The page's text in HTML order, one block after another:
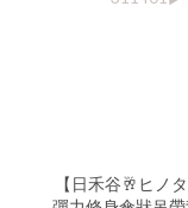
【日禾谷🥂ヒノ